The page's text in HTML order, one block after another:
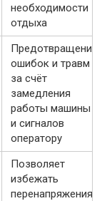
необходимости
отдыха
Предотвращение
ошибок и травм
за счёт
замедления
работы машины
и сигналов
оператору
Позволяет
избежать
перенапряжения